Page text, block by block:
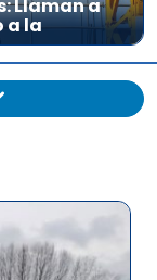
Llaman a
a la